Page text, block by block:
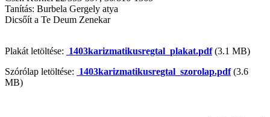
Tanítás: Burbela Gergely atya
Dicsőít a Te Deum Zenekar
Plakát letöltése: 1403karizmatikusregtal_plakat.pdf(3.1 MB)
Szórólap letöltése: 1403karizmatikusregtal_szorolap.pdf(3.6
MB)